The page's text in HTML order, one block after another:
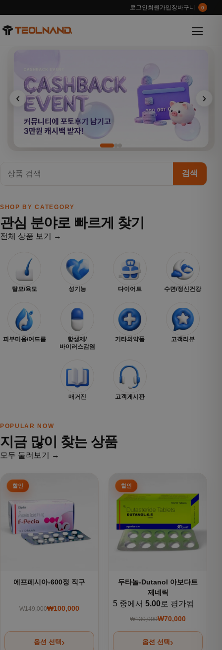
로그인 회원가입 장바구니 0
‹ ›
검색
SHOP BY CATEGORY
관심 분야로 빠르게 찾기
전체 상품 보기 →
탈모/육모 성기능 다이어트 수면/정신건강
피부미용/여드름
항생제/
바이러스감염
기타의약품 고객리뷰
매거진 고객게시판
POPULAR NOW
지금 많이 찾는 상품
모두 둘러보기 →
에프페시아-600정 직구
₩149,000 원래 가격: ₩149,000.
₩100,000
현재 가격: ₩100,000.
옵션 선택
여러 상품 옵션이 이 상품에 있습니다. 상품 페이지에서 옵션
두타놀-Dutanol 아보다트
제네릭
5 중에서 5.00로 평가됨
₩130,000원래 가격:
₩70,000
현재 가격: ₩70,000.
옵션 선택
여러 상품 옵션이 이 상품에